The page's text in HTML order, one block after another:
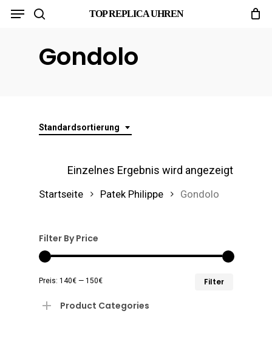
Skip
TOP REPLICA UHREN
Menu
Gondolo
Standardsortierung
Einzelnes Ergebnis wird angezeigt
Startseite Patek Philippe Gondolo
Filter By Price
Filter
Preis: 140€ — 150€
Product Categories